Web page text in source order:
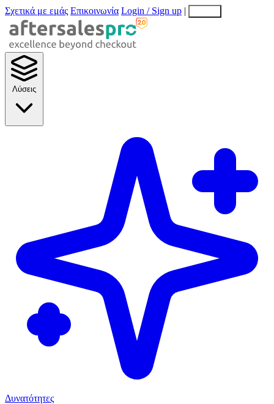
Σχετικά με εμάς Επικοινωνία Login / Sign up |
Λύσεις
Δυνατότητες